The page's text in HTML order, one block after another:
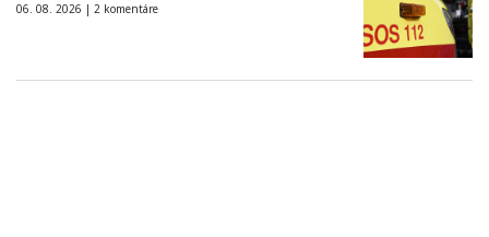
06. 08. 2026 | 2 komentáre